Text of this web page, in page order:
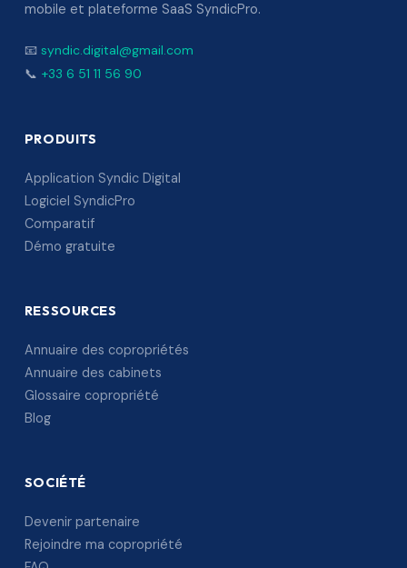
mobile et plateforme SaaS SyndicPro.
📧 syndic.digital@gmail.com
📞 +33 6 51 11 56 90
PRODUITS
Application Syndic Digital
Logiciel SyndicPro
Comparatif
Démo gratuite
RESSOURCES
Annuaire des copropriétés
Annuaire des cabinets
Glossaire copropriété
Blog
SOCIÉTÉ
Devenir partenaire
Rejoindre ma copropriété